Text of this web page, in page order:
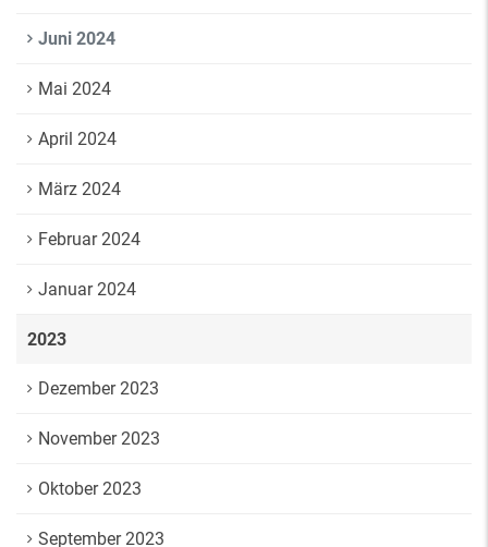
Juni 2024
Mai 2024
April 2024
März 2024
Februar 2024
Januar 2024
2023
Dezember 2023
November 2023
Oktober 2023
September 2023